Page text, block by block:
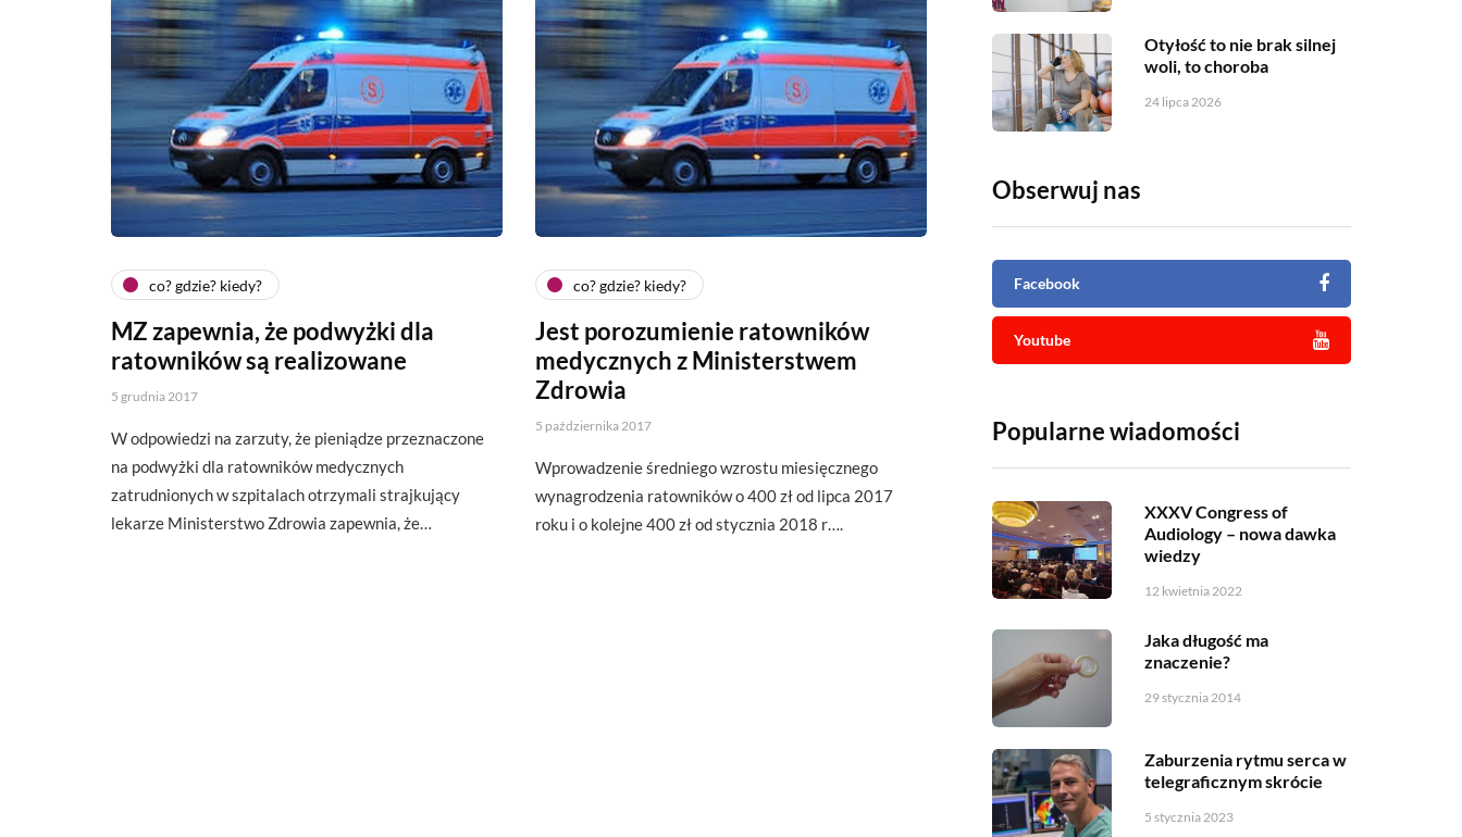
co? gdzie? kiedy?
MZ zapewnia, że podwyżki dla
ratowników są realizowane
5 grudnia 2017
W odpowiedzi na zarzuty, że pieniądze przeznaczone
na podwyżki dla ratowników medycznych
zatrudnionych w szpitalach otrzymali strajkujący
lekarze Ministerstwo Zdrowia zapewnia, że…
co? gdzie? kiedy?
Jest porozumienie ratowników
medycznych z Ministerstwem
Zdrowia
5 października 2017
Wprowadzenie średniego wzrostu miesięcznego
wynagrodzenia ratowników o 400 zł od lipca 2017
roku i o kolejne 400 zł od stycznia 2018 r….
Otyłość to nie brak silnej
woli, to choroba
24 lipca 2026
Obserwuj nas
Facebook
Youtube
Popularne wiadomości
XXXV Congress of
Audiology – nowa dawka
wiedzy
12 kwietnia 2022
Jaka długość ma
znaczenie?
29 stycznia 2014
Zaburzenia rytmu serca w
telegraficznym skrócie
5 stycznia 2023